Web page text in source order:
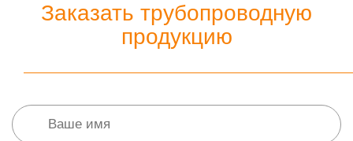
Заказать трубопроводную
продукцию